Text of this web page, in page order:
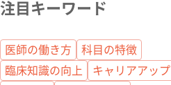
注目キーワード
医師の働き方
科目の特徴
臨床知識の向上
キャリアアップ